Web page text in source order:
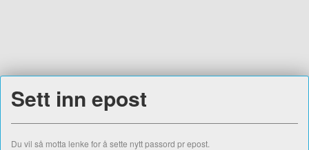
Sett inn epost
Du vil så motta lenke for å sette nytt passord pr epost.